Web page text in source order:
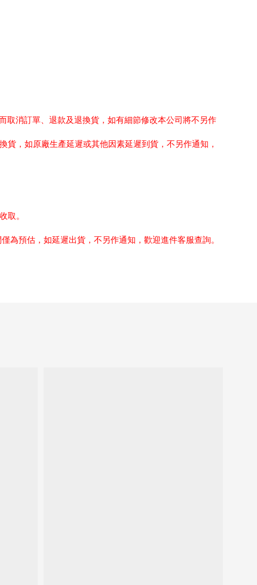
取消訂單、退款及退換貨，如有細節修改本公司將不另作
，如原廠生產延遲或其他因素延遲到貨，不另作通知，
取。
為預估，如延遲出貨，不另作通知，歡迎進件客服查詢。